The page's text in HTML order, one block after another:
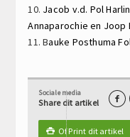
10. Jacob v.d. Pol
Annaparochie en Joop
11. Bauke Posthuma
Sociale media
Share dit artikel 
 Of Print dit artikel